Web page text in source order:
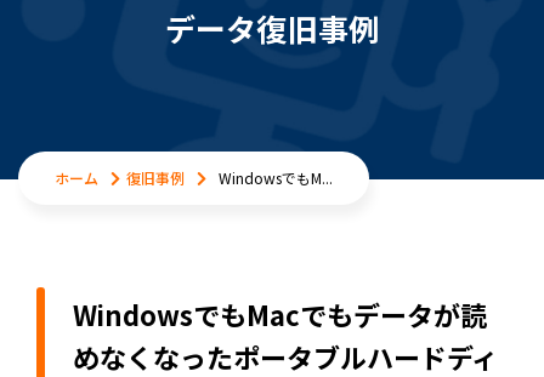
データ復旧事例
ホーム 復旧事例 WindowsでもM...
WindowsでもMacでもデータが読
めなくなったポータブルハードディ